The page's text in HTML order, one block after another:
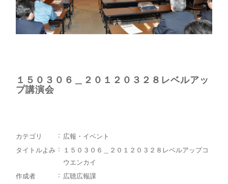
１５０３０６＿２０１２０３２８レベルアッ
プ講演会
カテゴリ
広報・イベント
タイトルよみ
１５０３０６＿２０１２０３２８レベルアップコ
ウエンカイ
作成者
広聴広報課